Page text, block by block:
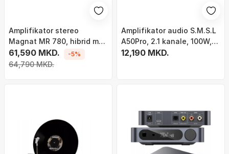
Amplifikator stereo
Magnat MR 780, hibrid me
tuba, i zi
61,590 MKD.
64,790 MKD.
-5%
Amplifikator audio S.M.S.L
A50Pro, 2.1 kanale, 100W,
Bluetooth 5.0, i zi
12,190 MKD.